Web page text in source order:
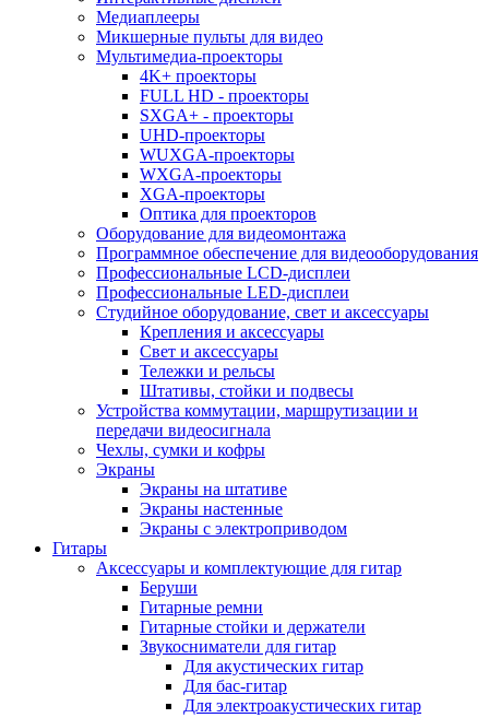
Медиаплееры
Микшерные пульты для видео
Мультимедиа-проекторы
4K+ проекторы
FULL HD - проекторы
SXGA+ - проекторы
UHD-проекторы
WUXGA-проекторы
WXGA-проекторы
XGA-проекторы
Оптика для проекторов
Оборудование для видеомонтажа
Программное обеспечение для видеооборудования
Профессиональные LCD-дисплеи
Профессиональные LED-дисплеи
Студийное оборудование, свет и аксессуары
Крепления и аксессуары
Свет и аксессуары
Тележки и рельсы
Штативы, стойки и подвесы
Устройства коммутации, маршрутизации и
передачи видеосигнала
Чехлы, сумки и кофры
Экраны
Экраны на штативе
Экраны настенные
Экраны с электроприводом
Гитары
Аксессуары и комплектующие для гитар
Беруши
Гитарные ремни
Гитарные стойки и держатели
Звукосниматели для гитар
Для акустических гитар
Для бас-гитар
Для электроакустических гитар